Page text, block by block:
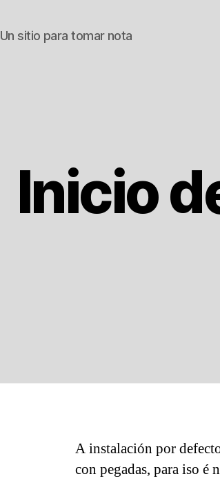
Un sitio para tomar nota
Inicio
A instalación por
con pegadas, para iso é